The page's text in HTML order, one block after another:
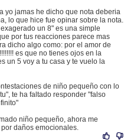
yo jamas he dicho que nota deberia
lo que hice fue opinar sobre la nota.
un 8" es una simple
por tus reacciones parece mas
dicho algo como: por el amor de
es que no tienes ojos en la
un 5 voy a tu casa y te vuelo la
de niño pequeño con lo
te ha faltado responder "falso
niño pequeño, ahora me
daños emocionales.